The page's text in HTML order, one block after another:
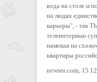
вода на столе и
на людях
карьеры", - так
телеинтервью
намекая на
квартиры
newsru.com,